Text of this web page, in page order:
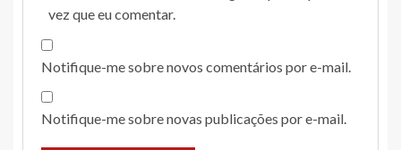
vez que eu comentar.
Notifique-me sobre novos comentários por e-mail.
Notifique-me sobre novas publicações por e-mail.